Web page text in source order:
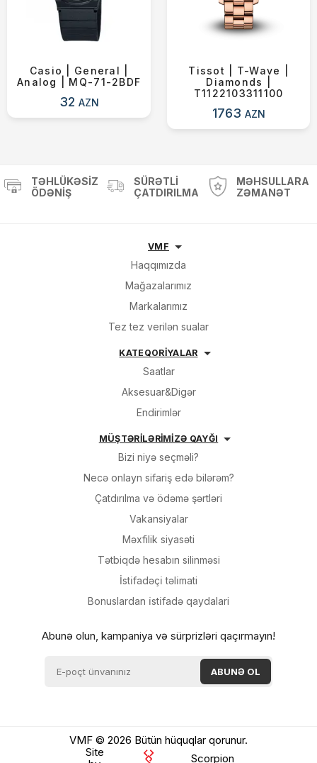
Casio | General |
Analog | MQ-71-2BDF
32 AZN
Tissot | T-Wave |
Diamonds |
T1122103311100
1763 AZN
TƏHLÜKƏSIZ
ÖDƏNIŞ
SÜRƏTLI
ÇATDIRILMA
MƏHSULLARA
ZƏMANƏT
VMF
Haqqımızda
Mağazalarımız
Markalarımız
Tez tez verilən sualar
KATEQORİYALAR
Saatlar
Aksesuar&Digər
Endirimlər
MÜŞTƏRİLƏRİMİZƏ QAYĞI
Bizi niyə seçməli?
Necə onlayn sifariş edə bilərəm?
Çatdırılma və ödəmə şərtləri
Vakansiyalar
Məxfilik siyasəti
Tətbiqdə hesabın silinməsi
İsti̇fadəçi̇ təli̇mati
Bonuslardan i̇sti̇fadə qaydalari
Abunə olun, kampaniya və sürprizləri qaçırmayın!
VMF © 2026 Bütün hüquqlar qorunur.
Site
Scorpion